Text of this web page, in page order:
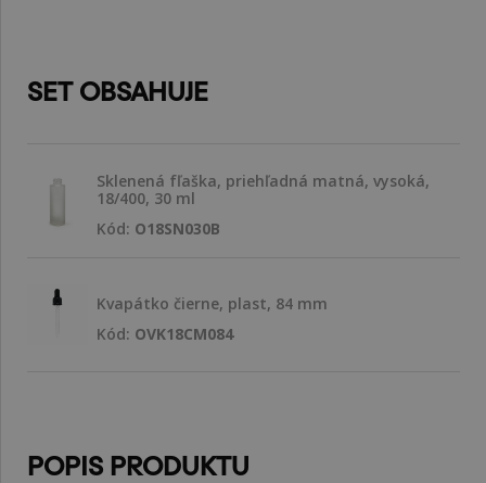
SET OBSAHUJE
Sklenená fľaška, priehľadná matná, vysoká,
18/400, 30 ml
Kód: O18SN030B
Kvapátko čierne, plast, 84 mm
Kód: OVK18CM084
POPIS PRODUKTU